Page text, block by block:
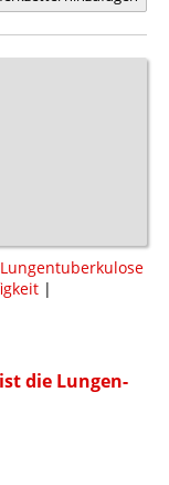
Lungentuberkulose
|
die Lungen-